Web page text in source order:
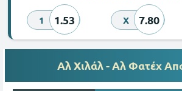
1 1.53 X 7.80
Αλ Χιλάλ - Αλ Φατέχ